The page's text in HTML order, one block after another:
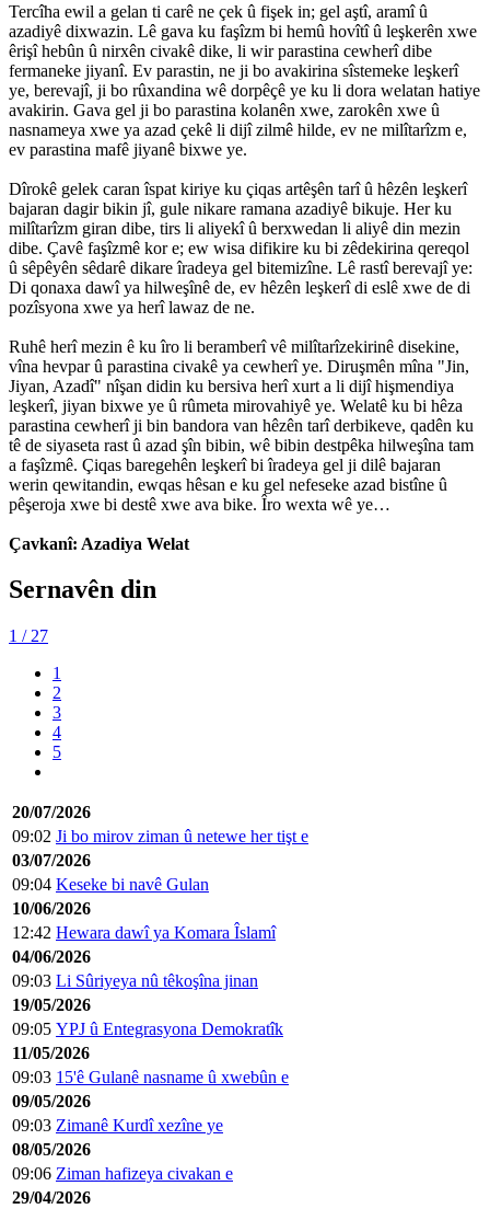
Tercîha ewil a gelan ti carê ne çek û fişek in; gel aştî, aramî û
azadiyê dixwazin. Lê gava ku faşîzm bi hemû hovîtî û leşkerên xwe
êrişî hebûn û nirxên civakê dike, li wir parastina cewherî dibe
fermaneke jiyanî. Ev parastin, ne ji bo avakirina sîstemeke leşkerî
ye, berevajî, ji bo rûxandina wê dorpêçê ye ku li dora welatan hatiye
avakirin. Gava gel ji bo parastina kolanên xwe, zarokên xwe û
nasnameya xwe ya azad çekê li dijî zilmê hilde, ev ne milîtarîzm e,
ev parastina mafê jiyanê bixwe ye.
Dîrokê gelek caran îspat kiriye ku çiqas artêşên tarî û hêzên leşkerî
bajaran dagir bikin jî, gule nikare ramana azadiyê bikuje. Her ku
milîtarîzm giran dibe, tirs li aliyekî û berxwedan li aliyê din mezin
dibe. Çavê faşîzmê kor e; ew wisa difikire ku bi zêdekirina qereqol
û sêpêyên sêdarê dikare îradeya gel bitemizîne. Lê rastî berevajî ye:
Di qonaxa dawî ya hilweşînê de, ev hêzên leşkerî di eslê xwe de di
pozîsyona xwe ya herî lawaz de ne.
Ruhê herî mezin ê ku îro li beramberî vê milîtarîzekirinê disekine,
vîna hevpar û parastina civakê ya cewherî ye. Diruşmên mîna "Jin,
Jiyan, Azadî" nîşan didin ku bersiva herî xurt a li dijî hişmendiya
leşkerî, jiyan bixwe ye û rûmeta mirovahiyê ye. Welatê ku bi hêza
parastina cewherî ji bin bandora van hêzên tarî derbikeve, qadên ku
tê de siyaseta rast û azad şîn bibin, wê bibin destpêka hilweşîna tam
a faşîzmê. Çiqas baregehên leşkerî bi îradeya gel ji dilê bajaran
werin qewitandin, ewqas hêsan e ku gel nefeseke azad bistîne û
pêşeroja xwe bi destê xwe ava bike. Îro wexta wê ye…
Çavkanî: Azadiya Welat
Sernavên din
1 / 27
1
2
3
4
5
20/07/2026
09:02 Ji bo mirov ziman û netewe her tişt e
03/07/2026
09:04 Keseke bi navê Gulan
10/06/2026
12:42 Hewara dawî ya Komara Îslamî
04/06/2026
09:03 Li Sûriyeya nû têkoşîna jinan
19/05/2026
09:05 YPJ û Entegrasyona Demokratîk
11/05/2026
09:03 15'ê Gulanê nasname û xwebûn e
09/05/2026
09:03 Zimanê Kurdî xezîne ye
08/05/2026
09:06 Ziman hafizeya civakan e
29/04/2026